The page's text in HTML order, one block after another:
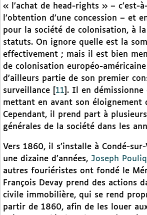
« l’achat de head-rights » – c’est-
l’obtention d’une concession – et
pour la société de colonisation, à
statuts. On ignore quelle est la
effectivement ; mais il est bien
de colonisation européo-
d’ailleurs partie de son premier
surveillance
11 . Il en démissionne
mettant en avant son éloignement
Cependant, il prend part à plusieurs
générales de la société dans les
Vers 1860, il s’installe à Condé-
une dizaine d’années, Joseph
autres fouriéristes ont fondé le
François Devay prend des actions
civile immobilière, qui se rend
partir de 1860, afin de les louer